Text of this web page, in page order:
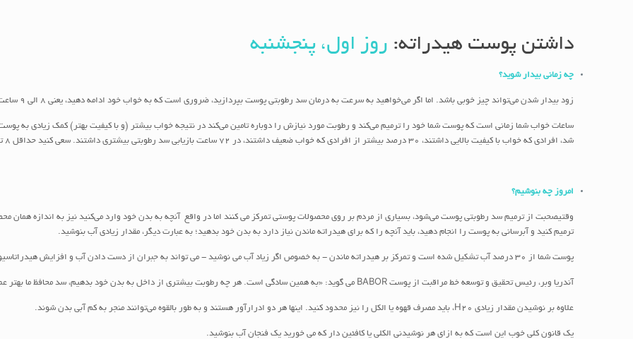
داشتن پوست هیدراته: روز اول، پنجشنبه
چه زمانی بیدار شوید؟
زود بیدار شدن می‌تواند چیز خوبی باشد. اما اگر می‌خواهید به سرعت به درمان سد رطوبتی پوست بپردازید، ضروری است که به خواب خود ادامه دهید، یعنی ۸ الی ۹ ساعت خواب با کیفیت!
شد، افرادی که خواب با کیفیت بالایی داشتند، 30 درصد بیشتر از افرادی که خواب ضعیف داشتند، در 72 ساعت بازیابی سد رطوبتی بیشتری داشتند. سعی کنید حداقل 8 تا 9 ساعت بخوابید تا روند بهبودی پوست را تشویق کنید.
امروز چه بنوشیم؟
وقتیصحبت از ترمیم سد رطوبتی پوست می‌شود، بسیاری از مردم بر روی محصولات پوستی تمرکز می کنند اما در واقع آنچه به بدن خود وارد می‌کنید نیز به اندازه همان
ترمیم کنید و آبرسانی به پوست را انجام دهید، باید آنچه را که برای هیدراته ماندن نیاز دارد به بدن خود بدهید؛ به عبارت دیگر، مقدار زیادی آب بنوشید.
پوست شما از 30 درصد آب تشکیل شده است و تمرکز بر هیدراته ماندن - به خصوص اگر زیاد آب می نوشید - می تواند به جبران از دست دادن آب و افزایش هیدراتاسیون در پوست کمک کند.
آندریا وبر، رئیس تحقیق و توسعه خط مراقبت از پوست BABOR می گوید: «به همین سادگی است. هر چه رطوبت بیشتری از داخل به بدن خود بدهیم، سد محافظ ما بهتر عمل می کند.
علاوه بر نوشیدن مقدار زیادی H20، باید مصرف قهوه یا الکل را نیز محدود کنید. اینها هر دو ادرارآور هستند و به طور بالقوه می‌توانند منجر به کم آبی بدن شوند.
یک قانون کلی خوب این است که به ازای هر نوشیدنی الکلی یا کافئین دار که می خورید یک فنجان آب بنوشید.